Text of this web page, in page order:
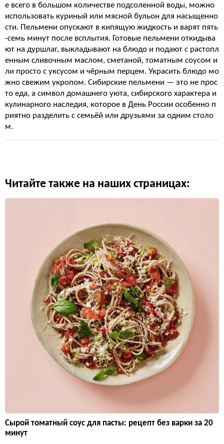
е всего в большом количестве подсоленной воды, можно
использовать куриный или мясной бульон для насыщенно
сти. Пельмени опускают в кипящую жидкость и варят пять
-семь минут после всплытия. Готовые пельмени откидыва
ют на дуршлаг, выкладывают на блюдо и подают с растопл
енным сливочным маслом, сметаной, томатным соусом и
ли просто с уксусом и чёрным перцем. Украсить блюдо мо
жно свежим укропом. Сибирские пельмени — это не прос
то еда, а символ домашнего уюта, сибирского характера и
кулинарного наследия, которое в День России особенно п
риятно разделить с семьёй или друзьями за одним столо
м.
Читайте также на наших страницах:
Сырой томатный соус для пасты: рецепт без варки за 20
минут